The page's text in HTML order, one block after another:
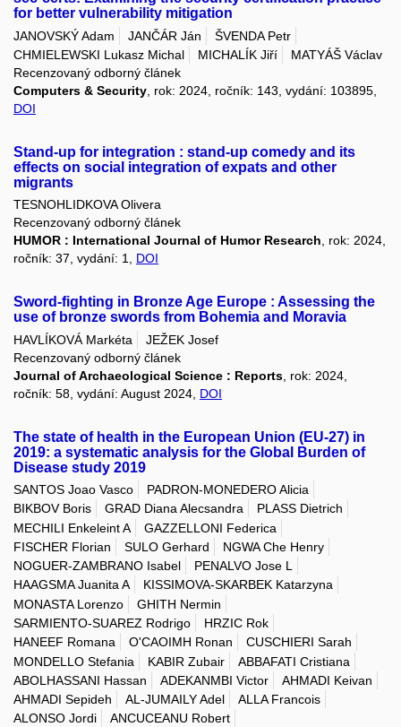
for better vulnerability mitigation
JANOVSKÝ Adam JANČÁR Ján
ŠVENDA Petr
CHMIELEWSKI Lukasz Michal
MICHALÍK Jiří
MATYÁŠ Václav
Recenzovaný odborný článek
Computers & Security , rok: 2024, ročník: 143, vydání: 103895,
DOI
Stand-up for integration : stand-up comedy and its
effects on social integration of expats and other
migrants
TESNOHLIDKOVA Olivera
Recenzovaný odborný článek
HUMOR : International Journal of Humor Research, rok: 2024,
ročník: 37, vydání: 1, DOI
Sword-fighting in Bronze Age Europe : Assessing the
use of bronze swords from Bohemia and Moravia
HAVLÍKOVÁ Markéta
JEŽEK Josef
Recenzovaný odborný článek
Journal of Archaeological Science : Reports , rok: 2024,
ročník: 58, vydání: August 2024, DOI
The state of health in the European Union (EU-27) in
2019: a systematic analysis for the Global Burden of
Disease study 2019
SANTOS Joao Vasco
PADRON-MONEDERO Alicia
BIKBOV Boris
GRAD Diana Alecsandra
PLASS Dietrich
MECHILI Enkeleint A
GAZZELLONI Federica
FISCHER Florian
SULO Gerhard
NGWA Che Henry
NOGUER-ZAMBRANO Isabel
PENALVO Jose L
HAAGSMA Juanita A
KISSIMOVA-SKARBEK Katarzyna
MONASTA Lorenzo
GHITH Nermin
SARMIENTO-SUAREZ Rodrigo
HRZIC Rok
HANEEF Romana
O'CAOIMH Ronan
CUSCHIERI Sarah
MONDELLO Stefania
KABIR Zubair
ABBAFATI Cristiana
ABOLHASSANI Hassan
ADEKANMBI Victor
AHMADI Keivan
AHMADI Sepideh
AL-JUMAILY Adel
ALLA Francois
ALONSO Jordi
ANCUCEANU Robert